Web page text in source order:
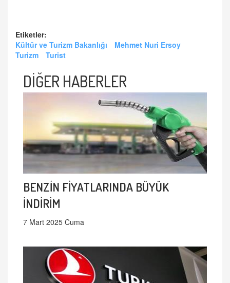
Etiketler:
Kültür ve Turizm Bakanlığı
Mehmet Nuri Ersoy
Turizm
Turist
DİĞER HABERLER
BENZİN FİYATLARINDA BÜYÜK
İNDİRİM
7 Mart 2025 Cuma